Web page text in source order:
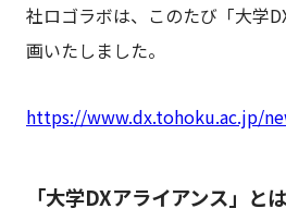
社ロゴラボは、このたび「大学
画いたしました。
https://www.dx.tohoku.ac.jp/
「大学DXアライアンス」とは